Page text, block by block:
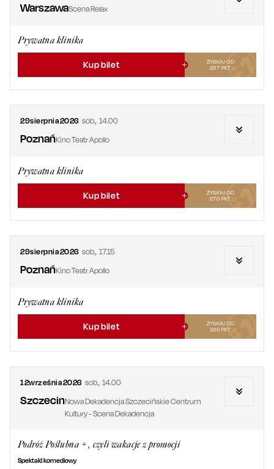
WarszawaScena Relax
Prywatna klinika
Kup bilet
ZYSKAJ OD
267 PKT
29sierpnia2026 sob., 14.00
PoznańKino Teatr Apollo
Prywatna klinika
Kup bilet
ZYSKAJ OD
270 PKT
29sierpnia2026 sob., 17.15
PoznańKino Teatr Apollo
Prywatna klinika
Kup bilet
ZYSKAJ OD
330 PKT
12września2026 sob., 14.00
SzczecinNowa Dekadencja Szczecińskie Centrum
Kultury - Scena Dekadencja
Podróż Poślubna +, czyli wakacje z promocji
Spektakl komediowy